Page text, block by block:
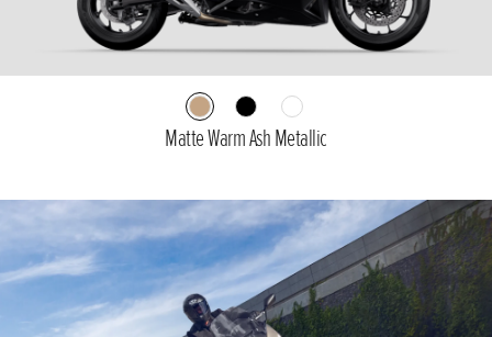
Matte Warm Ash Metallic